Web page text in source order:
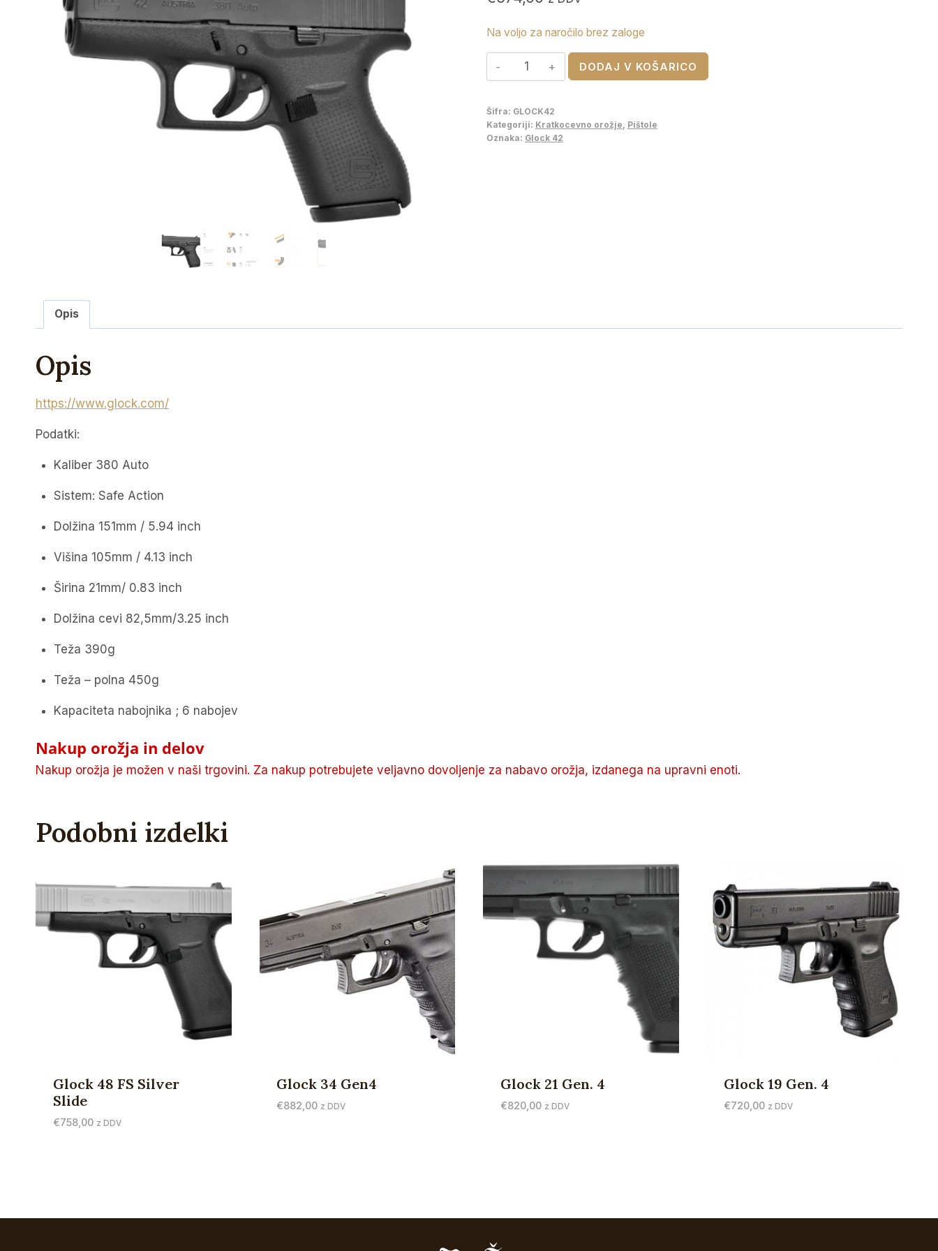
Na voljo za naročilo brez zaloge
Glock
42
DODAJ V KOŠARICO
Šifra: GLOCK42
Kategoriji: Kratkocevno orožje Pištole
Oznaka: Glock 42
Opis
Opis
https://www.glock.com/
Podatki:
Kaliber 380 Auto
Sistem: Safe Action
Dolžina 151mm / 5.94 inch
Višina 105mm / 4.13 inch
Širina 21mm/ 0.83 inch
Dolžina cevi 82,5mm/3.25 inch
Teža 390g
Teža – polna 450g
Kapaciteta nabojnika ; 6 nabojev
Nakup orožja in delov
Nakup orožja je možen v naši trgovini. Za nakup potrebujete veljavno dovoljenje za nabavo orožja, izdanega na upravni enoti.
Podobni izdelki
Glock 48 FS Silver
Slide
€758,00 z DDV
Glock 34 Gen4
€882,00 z DDV
Glock 21 Gen. 4
€820,00 z DDV
Glock 19 Gen. 4
€720,00 z DDV